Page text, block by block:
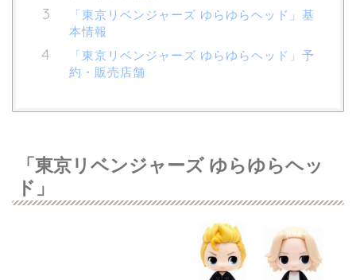
「東京リベンジャーズ ゆらゆらヘッド」基
本情報
「東京リベンジャーズ ゆらゆらヘッド」予
約・販売店舗
「東京リベンジャーズ ゆらゆらヘッ
ド」